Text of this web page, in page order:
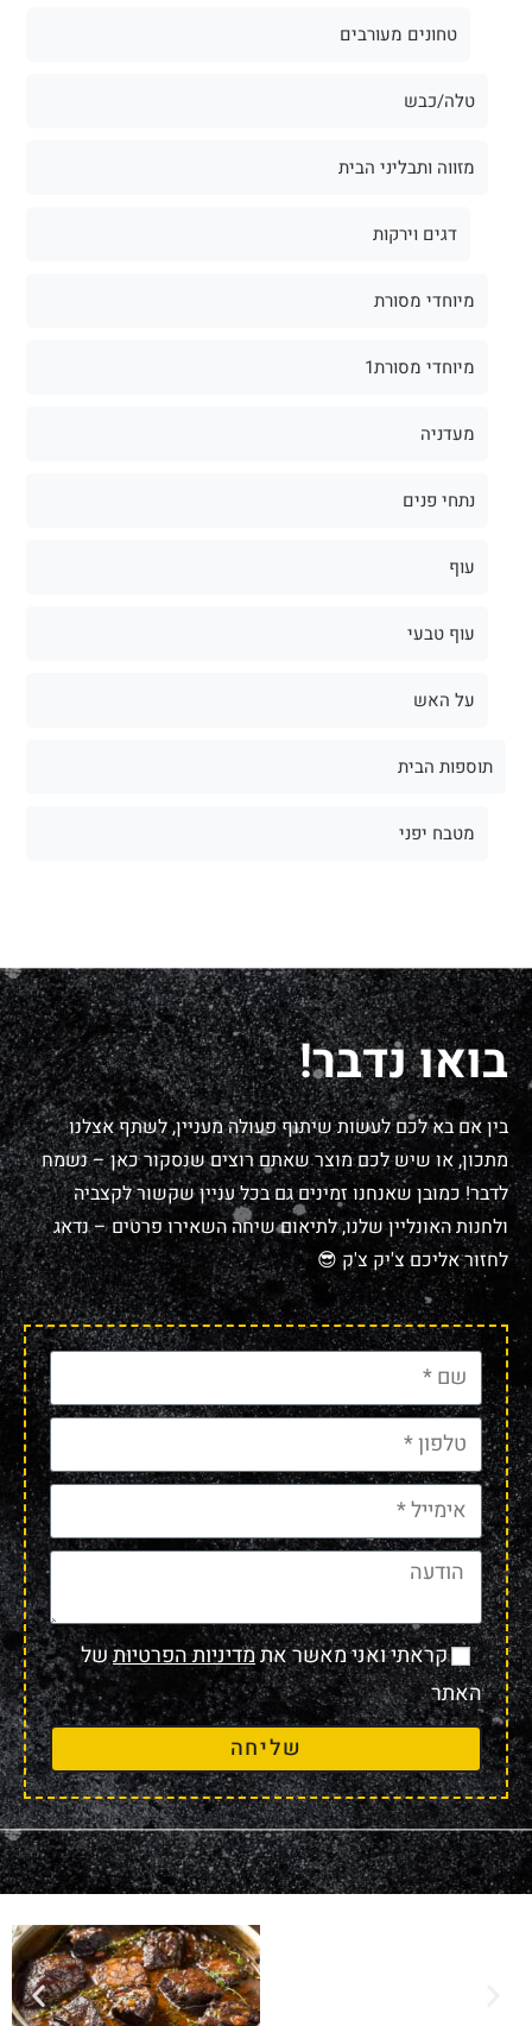
טחונים מעורבים
טלה/כבש
מזווה ותבליני הבית
דגים וירקות
מיוחדי מסורת
מיוחדי מסורת1
מעדניה
נתחי פנים
עוף
עוף טבעי
על האש
תוספות הבית
מטבח יפני
בואו נדבר!
בין אם בא לכם לעשות שיתוף פעולה מעניין, לשתף אצלנו
מתכון, או שיש לכם מוצר שאתם רוצים שנסקור כאן – נשמח
לדבר! כמובן שאנחנו זמינים גם בכל עניין שקשור לקצביה
ולחנות האונליין שלנו, לתיאום שיחה השאירו פרטים – נדאג
לחזור אליכם צ'יק צ'ק 😎
קראתי ואני מאשר אתמדיניות הפרטיותשל
האתר
שליחה